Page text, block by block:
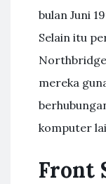
bulan Juni
Selain itu
mereka
komputer
Front